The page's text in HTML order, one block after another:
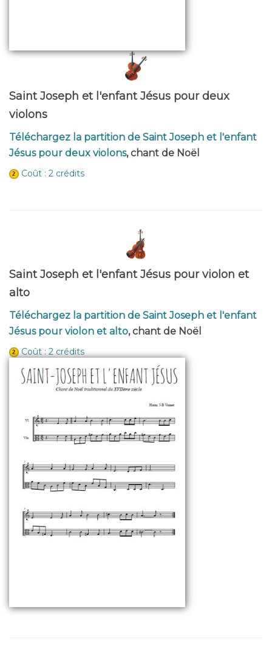
Saint Joseph et l'enfant Jésus pour deux
violons
Téléchargez la partition de Saint Joseph et l'enfant
Jésus pour deux violons, chant de Noël
Coût : 2 crédits
Saint Joseph et l'enfant Jésus pour violon et
alto
Téléchargez la partition de Saint Joseph et l'enfant
Jésus pour violon et alto, chant de Noël
Coût : 2 crédits